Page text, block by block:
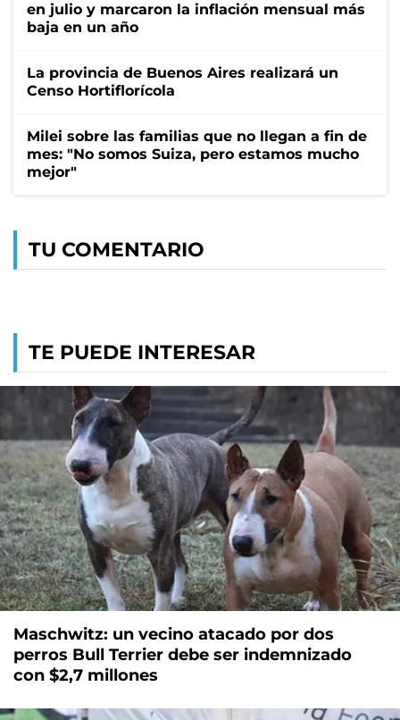
en julio y marcaron la inflación mensual más
baja en un año
La provincia de Buenos Aires realizará un
Censo Hortiflorícola
Milei sobre las familias que no llegan a fin de
mes: "No somos Suiza, pero estamos mucho
mejor"
TU COMENTARIO
TE PUEDE INTERESAR
Maschwitz: un vecino atacado por dos
perros Bull Terrier debe ser indemnizado
con $2,7 millones